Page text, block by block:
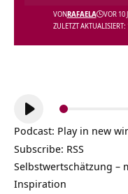
ZULETZT
VONRAFAELA VOR 10
Audio-
Player
Podcast: Play in new
Subscribe: RSS
Selbstwertschätzung –
Inspiration